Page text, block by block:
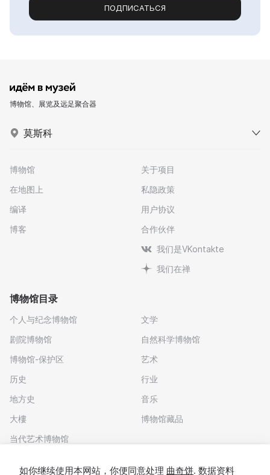
ПОДПИСАТЬСЯ
博物馆、展览及远足聚合器
莫斯科
博物馆
在地图上
编译
博客
关于项目
私隐政策
用户协议
合作伙伴
我们是VKontakte
我们在禅
博物馆目录
个人与纪念博物馆
剧院博物馆
博物馆-保护区
历史
地方史
大樓
当代艺术博物馆
文学
自然科学博物馆
艺术
行业
音乐
博物馆藏品
如你继续使用本网站，你便同意处理 曲奇饼. 数据资料